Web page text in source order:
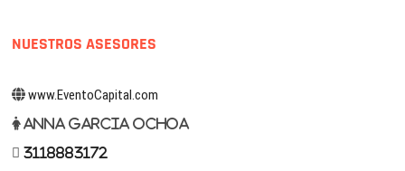
NUESTROS ASESORES
www.EventoCapital.com
Anna Garcia Ochoa
3118883172